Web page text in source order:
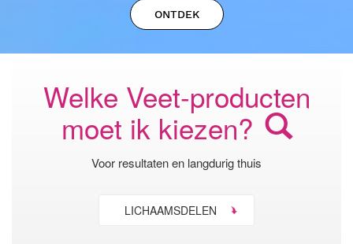
ONTDEK
Welke Veet-producten
moet ik kiezen?
Voor resultaten en langdurig thuis
LICHAAMSDELEN